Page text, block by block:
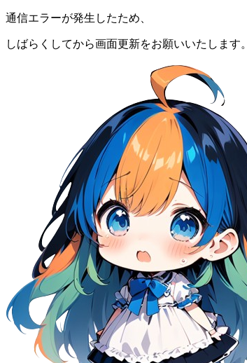
通信エラーが発生したため、
しばらくしてから画面更新をお願いいたします。